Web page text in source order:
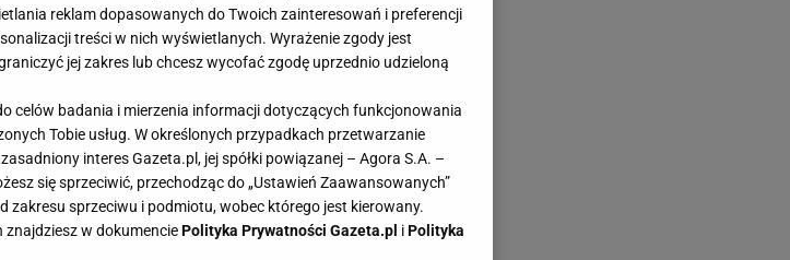
ale nie na tej wyprzedaży! Znana marka chyba
bo te RABATY to totalna wyprzedaż. Przeceny na
perełek. Po co nadwyrężać portfel i kupować
są na wyciągnięcie ręki i to za ułamek ceny.
reklam dopasowanych do Twoich zainteresowań i preferencji
treści w nich wyświetlanych. Wyrażenie zgody jest
jej zakres lub chcesz wycofać zgodę uprzednio udzieloną
celów badania i mierzenia informacji dotyczących funkcjonowania
Tobie usług. W określonych przypadkach przetwarzanie
interes Gazeta.pl, jej spółki powiązanej – Agora S.A. –
się sprzeciwić, przechodząc do „Ustawień Zaawansowanych”
zakresu sprzeciwu i podmiotu, wobec którego jest kierowany.
w dokumenciePolityka Prywatności Gazeta.pl iPolityka